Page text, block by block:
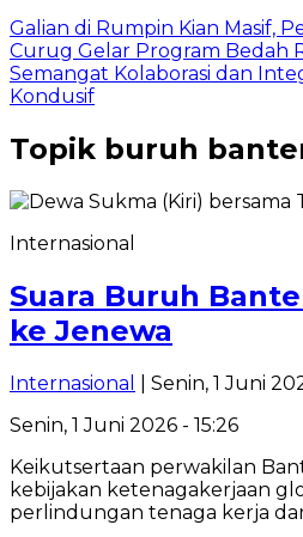
Galian di Rumpin Kian Masif,
Curug Gelar Program Bedah
Semangat Kolaborasi dan
Kondusif
Topik buruh
Internasional
Suara Buruh
ke Jenewa
Internasional
| Senin, 1 Juni
Senin, 1 Juni 2026 - 15:26
Keikutsertaan perwakilan
kebijakan ketenagakerjaan
perlindungan tenaga kerja